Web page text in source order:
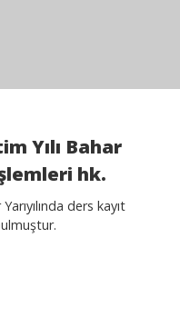
Yılı Bahar
hk.
ders kayıt